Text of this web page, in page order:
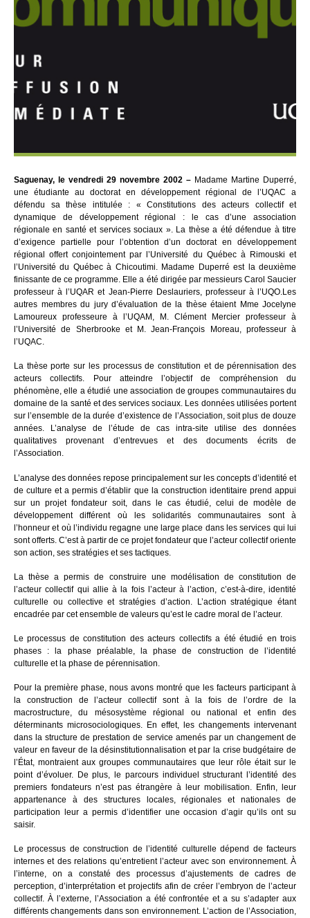
Saguenay, le vendredi 29 novembre 2002 – Madame Martine Duperré,
une étudiante au doctorat en développement régional de l’UQAC a
défendu sa thèse intitulée : « Constitutions des acteurs collectif et
dynamique de développement régional : le cas d’une association
régionale en santé et services sociaux ». La thèse a été défendue à titre
d’exigence partielle pour l’obtention d’un doctorat en développement
régional offert conjointement par l’Université du Québec à Rimouski et
l’Université du Québec à Chicoutimi. Madame Duperré est la deuxième
finissante de ce programme. Elle a été dirigée par messieurs Carol Saucier
professeur à l’UQAR et Jean-Pierre Deslauriers, professeur à l’UQO.Les
autres membres du jury d’évaluation de la thèse étaient Mme Jocelyne
Lamoureux professeure à l’UQAM, M. Clément Mercier professeur à
l’Université de Sherbrooke et M. Jean-François Moreau, professeur à
l’UQAC.
La thèse porte sur les processus de constitution et de pérennisation des
acteurs collectifs. Pour atteindre l’objectif de compréhension du
phénomène, elle a étudié une association de groupes communautaires du
domaine de la santé et des services sociaux. Les données utilisées portent
sur l’ensemble de la durée d’existence de l’Association, soit plus de douze
années. L’analyse de l’étude de cas intra-site utilise des données
qualitatives provenant d’entrevues et des documents écrits de
l’Association.
L’analyse des données repose principalement sur les concepts d’identité et
de culture et a permis d’établir que la construction identitaire prend appui
sur un projet fondateur soit, dans le cas étudié, celui de modèle de
développement différent où les solidarités communautaires sont à
l’honneur et où l’individu regagne une large place dans les services qui lui
sont offerts. C’est à partir de ce projet fondateur que l’acteur collectif oriente
son action, ses stratégies et ses tactiques.
La thèse a permis de construire une modélisation de constitution de
l’acteur collectif qui allie à la fois l’acteur à l’action, c’est-à-dire, identité
culturelle ou collective et stratégies d’action. L’action stratégique étant
encadrée par cet ensemble de valeurs qu’est le cadre moral de l’acteur.
Le processus de constitution des acteurs collectifs a été étudié en trois
phases : la phase préalable, la phase de construction de l’identité
culturelle et la phase de pérennisation.
Pour la première phase, nous avons montré que les facteurs participant à
la construction de l’acteur collectif sont à la fois de l’ordre de la
macrostructure, du mésosystème régional ou national et enfin des
déterminants microsociologiques. En effet, les changements intervenant
dans la structure de prestation de service amenés par un changement de
valeur en faveur de la désinstitutionnalisation et par la crise budgétaire de
l’État, montraient aux groupes communautaires que leur rôle était sur le
point d’évoluer. De plus, le parcours individuel structurant l’identité des
premiers fondateurs n’est pas étrangère à leur mobilisation. Enfin, leur
appartenance à des structures locales, régionales et nationales de
participation leur a permis d’identifier une occasion d’agir qu’ils ont su
saisir.
Le processus de construction de l’identité culturelle dépend de facteurs
internes et des relations qu’entretient l’acteur avec son environnement. À
l’interne, on a constaté des processus d’ajustements de cadres de
perception, d’interprétation et projectifs afin de créer l’embryon de l’acteur
collectif. À l’externe, l’Association a été confrontée et a su s’adapter aux
différents changements dans son environnement. L’action de l’Association,